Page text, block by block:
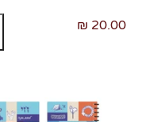
20.00 ₪